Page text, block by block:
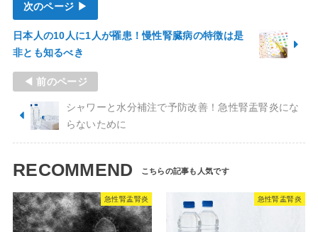
次のページ ▶
日本人の10人に1人が罹患！慢性腎臓病の特徴は是
非とも知るべき
◀ 前のページ
シャワーと水分補注で予防改善！急性腎盂腎炎にな
らないために
RECOMMEND
急性腎盂腎炎 急性腎盂腎炎